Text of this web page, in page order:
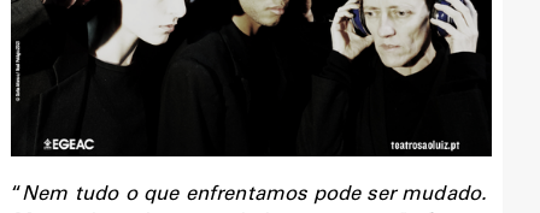
“Nem tudo o que enfrentamos pode ser mudado.